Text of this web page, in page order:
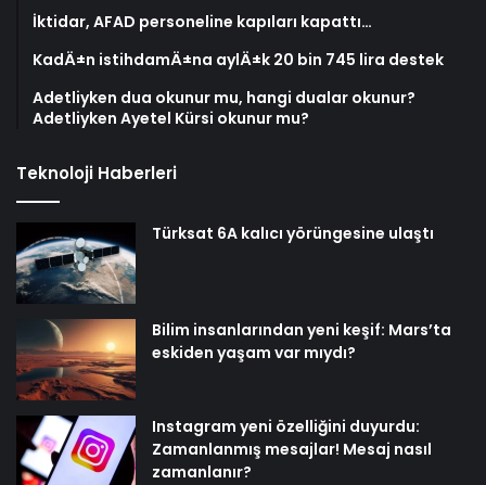
İktidar, AFAD personeline kapıları kapattı…
KadÄ±n istihdamÄ±na aylÄ±k 20 bin 745 lira destek
Adetliyken dua okunur mu, hangi dualar okunur?
Adetliyken Ayetel Kürsi okunur mu?
Teknoloji Haberleri
Türksat 6A kalıcı yörüngesine ulaştı
Bilim insanlarından yeni keşif: Mars’ta
eskiden yaşam var mıydı?
Instagram yeni özelliğini duyurdu:
Zamanlanmış mesajlar! Mesaj nasıl
zamanlanır?